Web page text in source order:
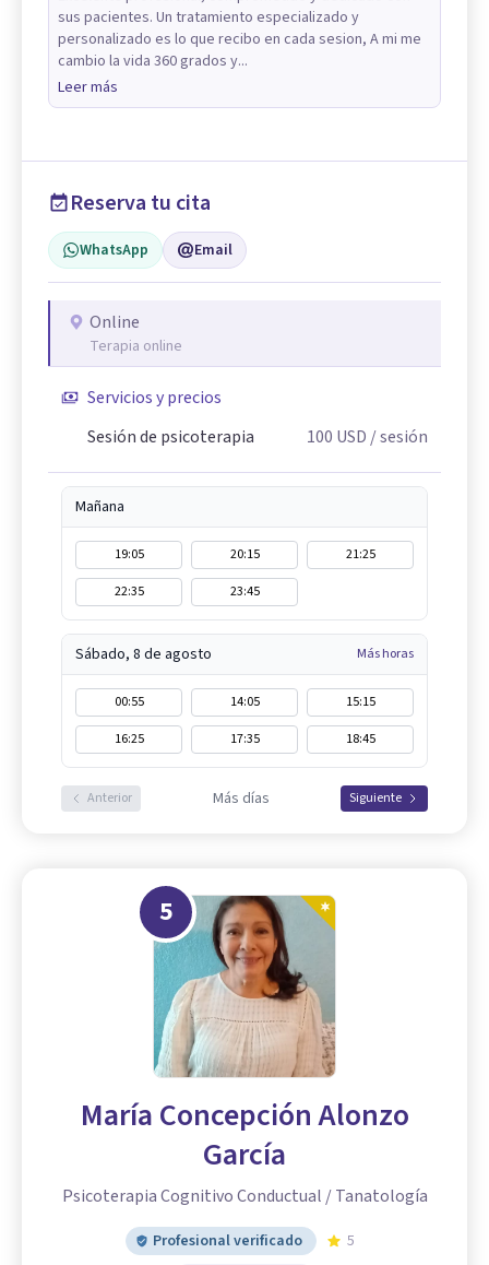
sus pacientes. Un tratamiento especializado y
personalizado es lo que recibo en cada sesion, A mi me
cambio la vida 360 grados y...
Leer más
Reserva tu cita
WhatsApp Email
Online
Terapia online
Servicios y precios
Sesión de psicoterapia
100 USD / sesión
Mañana
19:05 20:15
21:25
22:35
23:45
Sábado, 8 de agosto Más horas
00:55 14:05
15:15
16:25
17:35 18:45
Anterior Más días Siguiente
5
María Concepción Alonzo
García
Psicoterapia Cognitivo Conductual / Tanatología
Profesional verificado
5